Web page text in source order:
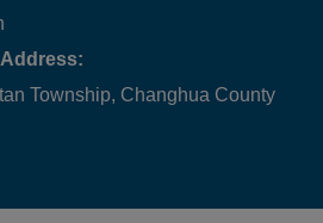
Township, Changhua County